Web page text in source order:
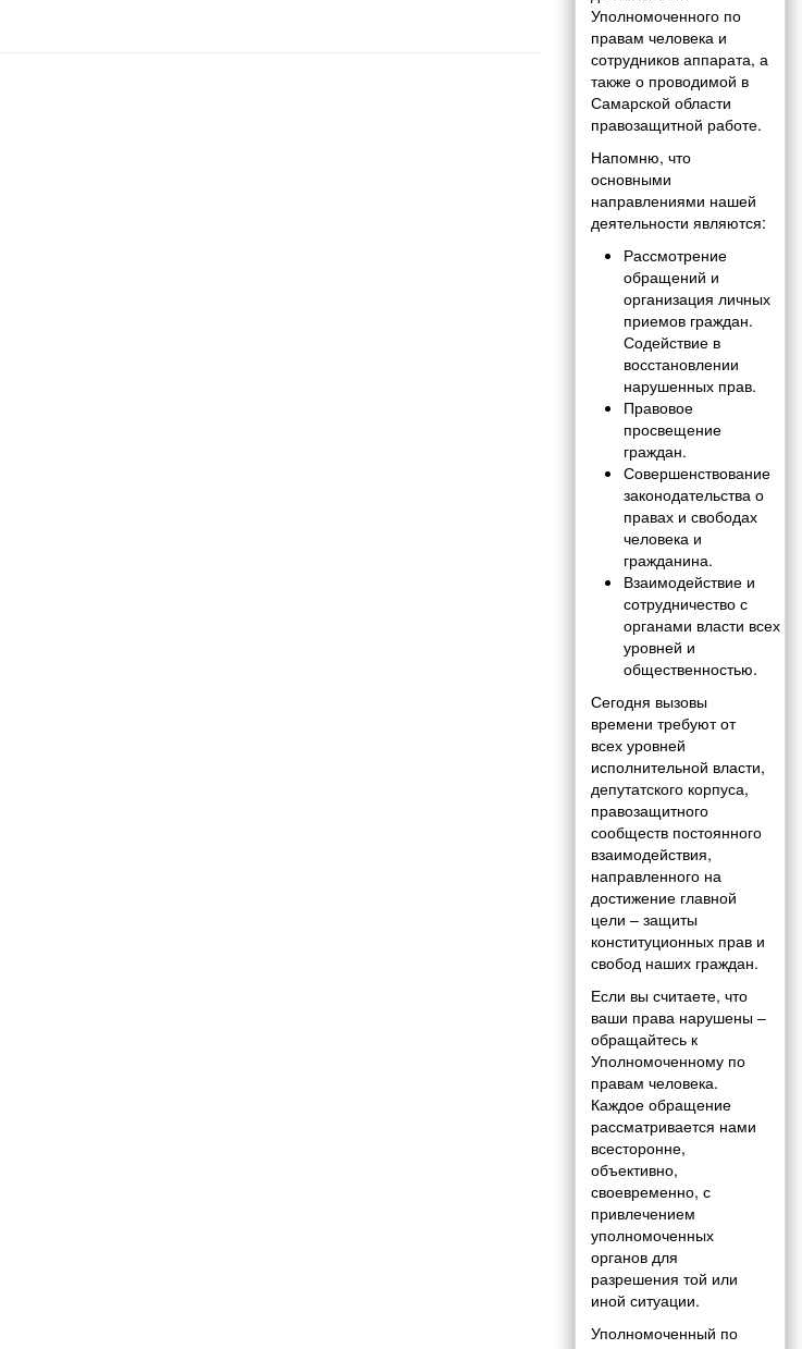
Уполномоченного по
правам человека и
сотрудников аппарата, а
также о проводимой в
Самарской области
правозащитной работе.
Напомню, что
основными
направлениями нашей
деятельности являются:
Рассмотрение
обращений и
организация личных
приемов граждан.
Содействие в
восстановлении
нарушенных прав.
Правовое
просвещение
граждан.
Совершенствование
законодательства о
правах и свободах
человека и
гражданина.
Взаимодействие и
сотрудничество с
органами власти всех
уровней и
общественностью.
Сегодня вызовы
времени требуют от
всех уровней
исполнительной власти,
депутатского корпуса,
правозащитного
сообществ постоянного
взаимодействия,
направленного на
достижение главной
цели – защиты
конституционных прав и
свобод наших граждан.
Если вы считаете, что
ваши права нарушены –
обращайтесь к
Уполномоченному по
правам человека.
Каждое обращение
рассматривается нами
всесторонне,
объективно,
своевременно, с
привлечением
уполномоченных
органов для
разрешения той или
иной ситуации.
Уполномоченный по